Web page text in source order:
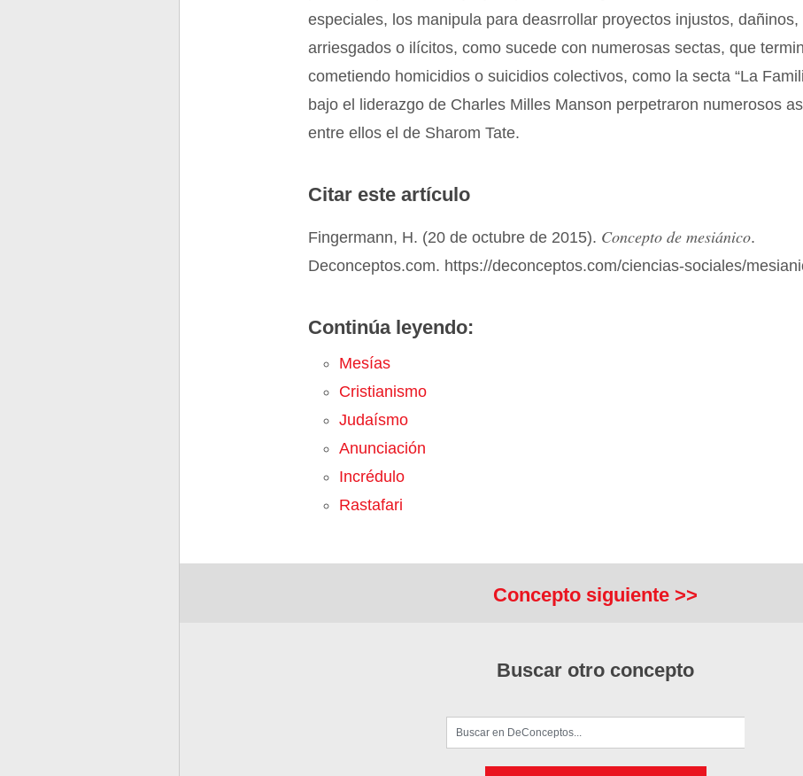
especiales, los manipula para deasrrollar proyectos injustos, dañinos,
arriesgados o ilícitos, como sucede con numerosas sectas, que
cometiendo homicidios o suicidios colectivos, como la secta “La
bajo el liderazgo de Charles Milles Manson perpetraron numerosos
entre ellos el de Sharom Tate.
Citar este artículo
Fingermann, H. (20 de octubre de 2015). Concepto de mesiánico.
Deconceptos.com. https://deconceptos.com/ciencias-sociales/
Continúa leyendo:
Mesías
Cristianismo
Judaísmo
Anunciación
Incrédulo
Rastafari
Concepto siguiente >>
Buscar otro concepto